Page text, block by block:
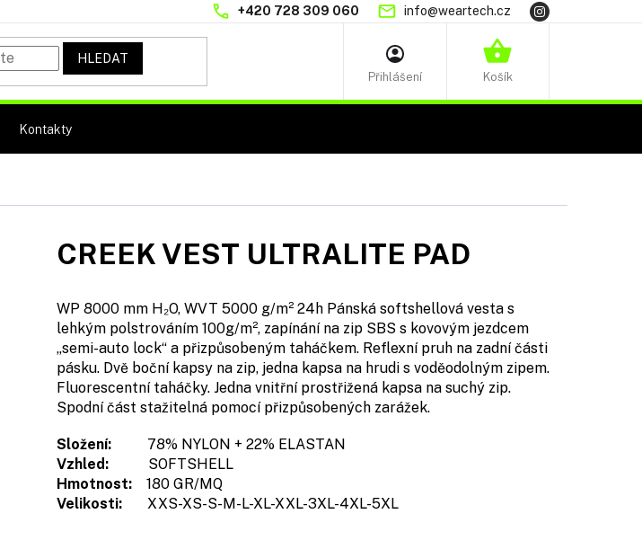
+420 728 309 060 info@weartech.cz
HLEDAT
NÁKUPNÍ
Kontakty
WP 8000 mm H₂O, WVT 5000 g/m² 24h Pánská softshellová vesta s
lehkým polstrováním 100g/m², zapínání na zip SBS s kovovým jezdcem
„semi-auto lock“ a přizpůsobeným taháčkem. Reflexní pruh na zadní části
pásku. Dvě boční kapsy na zip, jedna kapsa na hrudi s voděodolným zipem.
Fluorescentní taháčky. Jedna vnitřní prostřižená kapsa na suchý zip.
Spodní část stažitelná pomocí přizpůsobených zarážek.
Složení:
78% NYLON + 22% ELASTAN
Vzhled:
SOFTSHELL
Hmotnost: 180 GR/MQ
Velikosti:
XXS-XS-S-M-L-XL-XXL-3XL-4XL-5XL
CREEK VEST ULTRALITE PAD